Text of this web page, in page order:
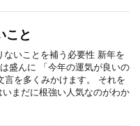
こと
ないことを補う必要性 新年を
盛んに 「今年の運気が良いの
言を多くみかけます。 それを
まだに根強い人気なのがわか